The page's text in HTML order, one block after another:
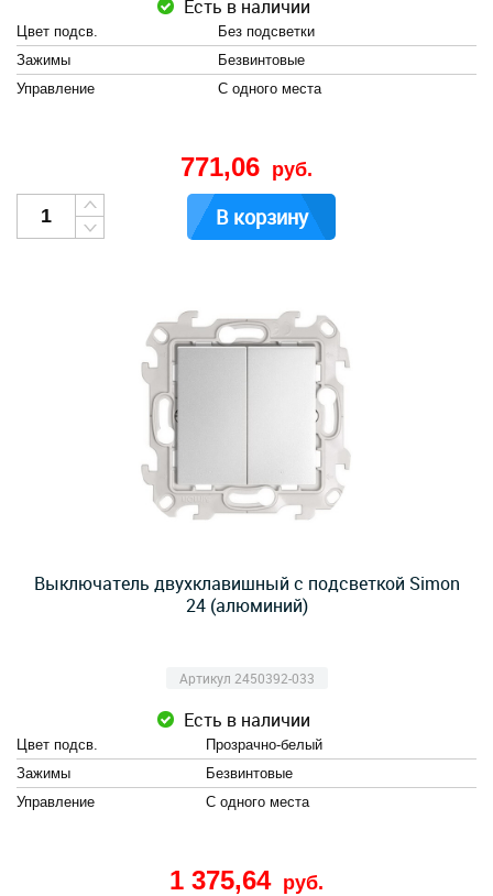
Есть в наличии
Цвет подсв.
Без подсветки
Зажимы
Безвинтовые
Управление
С одного места
771,06 руб.
В корзину
Выключатель двухклавишный с подсветкой Simon
24 (алюминий)
Артикул 2450392-033
Есть в наличии
Цвет подсв.
Прозрачно-белый
Зажимы
Безвинтовые
Управление
С одного места
1 375,64 руб.